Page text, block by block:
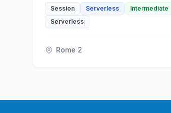
Insights. Imparerai come usare i
elaborazione di eventi in tempo
puoi conquistare anche i flussi di dati
Session Serverless Intermediate
Serverless
Rome 2